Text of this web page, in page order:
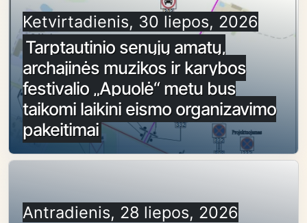
Ketvirtadienis, 30 liepos, 2026
Tarptautinio senųjų amatų,
archajinės muzikos ir karybos
festivalio „Apuolė“ metu bus
taikomi laikini eismo organizavimo
pakeitimai
Antradienis, 28 liepos, 2026